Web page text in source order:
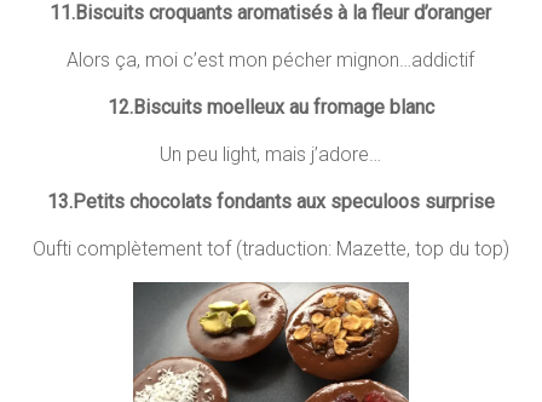
11.Biscuits croquants aromatisés à la fleur d’oranger
Alors ça, moi c’est mon pécher mignon…addictif
12.Biscuits moelleux au fromage blanc
Un peu light, mais j’adore…
13.Petits chocolats fondants aux speculoos surprise
Oufti complètement tof (traduction: Mazette, top du top)